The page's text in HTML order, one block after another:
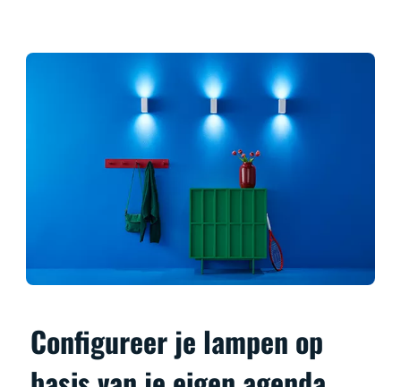
Configureer je lampen op